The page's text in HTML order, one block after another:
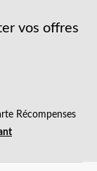
vos offres
Récompenses